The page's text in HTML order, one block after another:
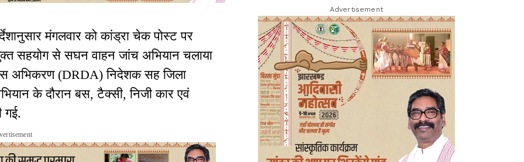
मंगलवार को कांड्रा चेक पोस्ट पर
सहयोग से सघन वाहन जांच अभियान चलाया
अभिकरण (DRDA) निदेशक सह जिला
के दौरान बस, टैक्सी, निजी कार एवं
गई.
Advertisement